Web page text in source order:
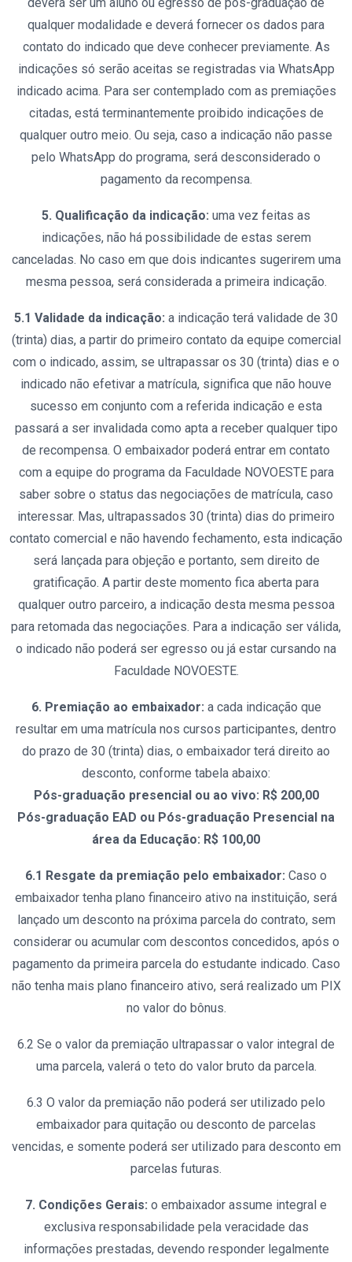
qualquer modalidade e deverá fornecer os dados para
contato do indicado que deve conhecer previamente. As
indicações só serão aceitas se registradas via WhatsApp
indicado acima. Para ser contemplado com as premiações
citadas, está terminantemente proibido indicações de
qualquer outro meio. Ou seja, caso a indicação não passe
pelo WhatsApp do programa, será desconsiderado o
pagamento da recompensa.
5. Qualificação da indicação: uma vez feitas as
indicações, não há possibilidade de estas serem
canceladas. No caso em que dois indicantes sugerirem uma
mesma pessoa, será considerada a primeira indicação.
5.1 Validade da indicação: a indicação terá validade de 30
(trinta) dias, a partir do primeiro contato da equipe comercial
com o indicado, assim, se ultrapassar os 30 (trinta) dias e o
indicado não efetivar a matrícula, significa que não houve
sucesso em conjunto com a referida indicação e esta
passará a ser invalidada como apta a receber qualquer tipo
de recompensa. O embaixador poderá entrar em contato
com a equipe do programa da Faculdade NOVOESTE para
saber sobre o status das negociações de matrícula, caso
interessar. Mas, ultrapassados 30 (trinta) dias do primeiro
contato comercial e não havendo fechamento, esta indicação
será lançada para objeção e portanto, sem direito de
gratificação. A partir deste momento fica aberta para
qualquer outro parceiro, a indicação desta mesma pessoa
para retomada das negociações. Para a indicação ser válida,
o indicado não poderá ser egresso ou já estar cursando na
Faculdade NOVOESTE.
6. Premiação ao embaixador: a cada indicação que
resultar em uma matrícula nos cursos participantes, dentro
do prazo de 30 (trinta) dias, o embaixador terá direito ao
desconto, conforme tabela abaixo:
Pós-graduação presencial ou ao vivo: R$ 200,00
Pós-graduação EAD ou Pós-graduação Presencial na
área da Educação: R$ 100,00
6.1 Resgate da premiação pelo embaixador: Caso o
embaixador tenha plano financeiro ativo na instituição, será
lançado um desconto na próxima parcela do contrato, sem
considerar ou acumular com descontos concedidos, após o
pagamento da primeira parcela do estudante indicado. Caso
não tenha mais plano financeiro ativo, será realizado um PIX
no valor do bônus.
6.2 Se o valor da premiação ultrapassar o valor integral de
uma parcela, valerá o teto do valor bruto da parcela.
6.3 O valor da premiação não poderá ser utilizado pelo
embaixador para quitação ou desconto de parcelas
vencidas, e somente poderá ser utilizado para desconto em
parcelas futuras.
7. Condições Gerais: o embaixador assume integral e
exclusiva responsabilidade pela veracidade das
informações prestadas, devendo responder legalmente